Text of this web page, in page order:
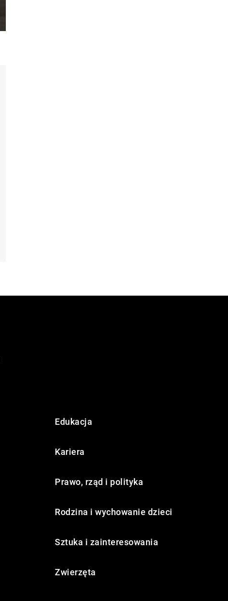
Edukacja
Kariera
Prawo, rząd i polityka
Rodzina i wychowanie dzieci
Sztuka i zainteresowania
Zwierzęta